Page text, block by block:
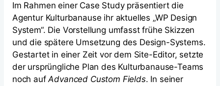
Im Rahmen einer Case Study präsentiert die
Agentur Kulturbanause ihr aktuelles „WP Design
System“. Die Vorstellung umfasst frühe Skizzen
und die spätere Umsetzung des Design-Systems.
Gestartet in einer Zeit vor dem Site-Editor, setzte
der ursprüngliche Plan des Kulturbanause-Teams
noch aufAdvanced Custom Fields. In seiner